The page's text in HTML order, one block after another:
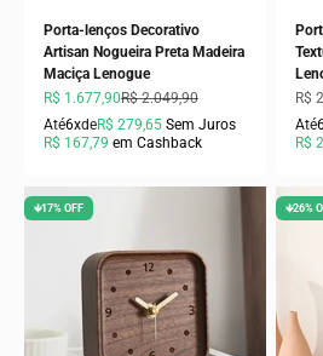
Porta-lenços Decorativo
Artisan Nogueira Preta Madeira
Maciça Lenogue
Preço promocional
R$ 1.677,90Preço normal
R$ 2.049,90
Até6xdeR$ 279,65 Sem Juros
R$ 167,79 em Cashback
R$
Até
R$
🡻17% OFF 🡻26%